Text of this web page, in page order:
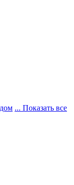
... Показать все